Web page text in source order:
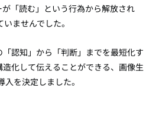
「読む」という行為から解放され
ませんでした。
認知」から「判断」までを最短化す
化して伝えることができる、画像生
を決定しました。